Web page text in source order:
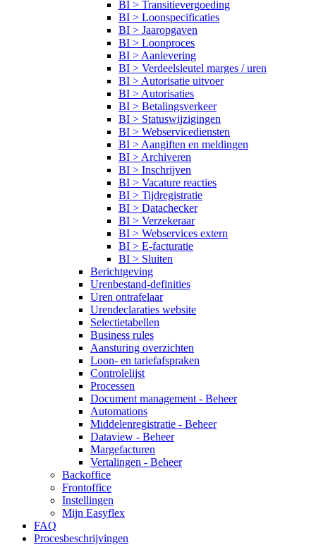
BI > Transitievergoeding
BI > Loonspecificaties
BI > Jaaropgaven
BI > Loonproces
BI > Aanlevering
BI > Verdeelsleutel marges / uren
BI > Autorisatie uitvoer
BI > Autorisaties
BI > Betalingsverkeer
BI > Statuswijzigingen
BI > Webservicediensten
BI > Aangiften en meldingen
BI > Archiveren
BI > Inschrijven
BI > Vacature reacties
BI > Tijdregistratie
BI > Datachecker
BI > Verzekeraar
BI > Webservices extern
BI > E-facturatie
BI > Sluiten
Berichtgeving
Urenbestand-definities
Uren ontrafelaar
Urendeclaraties website
Selectietabellen
Business rules
Aansturing overzichten
Loon- en tariefafspraken
Controlelijst
Processen
Document management - Beheer
Automations
Middelenregistratie - Beheer
Dataview - Beheer
Margefacturen
Vertalingen - Beheer
Backoffice
Frontoffice
Instellingen
Mijn Easyflex
FAQ
Procesbeschrijvingen